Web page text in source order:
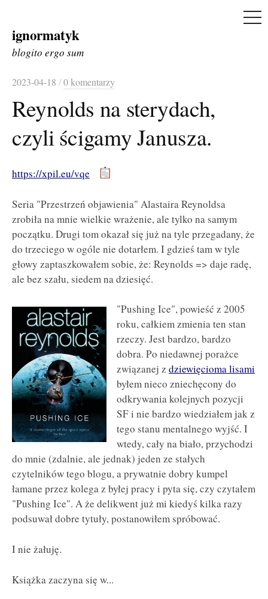
Skip
to
ignormatyk
blogito ergo sum
2023-04-18 /0 komentarzy
Reynolds na sterydach,
czyli ścigamy Janusza.
https://xpil.eu/vqe
Seria "Przestrzeń objawienia" Alastaira Reynoldsa
zrobiła na mnie wielkie wrażenie, ale tylko na samym
początku. Drugi tom okazał się już na tyle przegadany, że
do trzeciego w ogóle nie dotarłem. I gdzieś tam w tyle
głowy zaptaszkowałem sobie, że: Reynolds => daje radę,
ale bez szału, siedem na dziesięć.
"Pushing Ice", powieść z 2005
roku, całkiem zmienia ten stan
rzeczy. Jest bardzo, bardzo
dobra. Po niedawnej porażce
związanej zdziewięcioma lisami
byłem nieco zniechęcony do
odkrywania kolejnych pozycji
SF i nie bardzo wiedziałem jak z
tego stanu mentalnego wyjść. I
wtedy, cały na biało, przychodzi
do mnie (zdalnie, ale jednak) jeden ze stałych
czytelników tego blogu, a prywatnie dobry kumpel
łamane przez kolega z byłej pracy i pyta się, czy czytałem
"Pushing Ice". A że delikwent już mi kiedyś kilka razy
podsuwał dobre tytuły, postanowiłem spróbować.
I nie żałuję.
Książka zaczyna się w...